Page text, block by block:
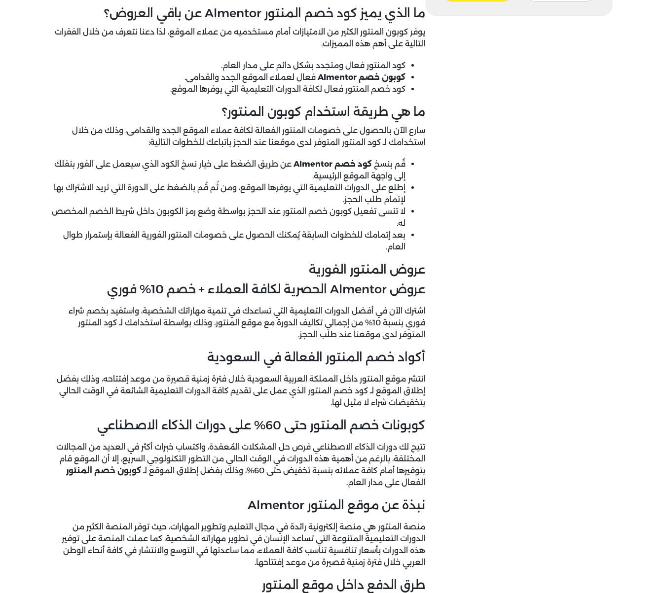
ما الذي يميز كود خصم المنتور Almentor عن باقي العروض؟
يوفر كوبون المنتور الكثير من الامتيازات أمام مستخدميه من عملاء الموقع، لذا دعنا نتعرف من خلال الفقرات
التالية على أهم هذه المميزات.
كود المنتور فعال ومتجدد بشكل دائم على مدار العام.
كوبون خصم Almentor
فعال لعملاء الموقع الجدد والقدامى.
كود خصم المنتور فعال لكافة الدورات التعليمية التي يوفرها الموقع.
ما هي طريقة استخدام كوبون المنتور؟
سارع الآن بالحصول على خصومات المنتور الفعالة لكافة عملاء الموقع الجدد والقدامى، وذلك من خلال
استخدامك لـ كود المنتور المتوفر لدى موقعنا عند الحجز باتباعك للخطوات التالية:
قُم بنسخ كود خصم Almentor
عن طريق الضغط على خيار نسخ الكود الذي سيعمل على الفور بنقلك
إلى واجهة الموقع الرئيسية.
إطلع على الدورات التعليمية التي يوفرها الموقع، ومن ثُم قُم بالضغط على الدورة التي تريد الاشتراك بها
لإتمام طلب الحجز.
لا تنسى تفعيل كوبون خصم المنتور عند الحجز بواسطة وضع رمز الكوبون داخل شريط الخصم المخصص
له.
بعد إتمامك للخطوات السابقة يُمكنك الحصول على خصومات المنتور الفورية الفعالة بإستمرار طوال
العام.
عروض المنتور الفورية
عروض Almentor الحصرية لكافة العملاء + خصم 10% فوري
اشترك الآن في أفضل الدورات التعليمية التي تساعدك في تنمية مهاراتك الشخصية، واستفيد بخصم شراء
فوري بنسبة 10% من إجمالي تكاليف الدورة مع موقع المنتور، وذلك بواسطة استخدامك لـ كود المنتور
المتوفر لدى موقعنا عند طلب الحجز.
أكواد خصم المنتور الفعالة في السعودية
انتشر موقع المنتور داخل المملكة العربية السعودية خلال فترة زمنية قصيرة من موعد إفتتاحه، وذلك بفضل
إطلاق الموقع لـ كود خصم المنتور الذي عمل على تقديم كافة الدورات التعليمية الشائعة في الوقت الحالي
بتخفيضات شراء لا مثيل لها.
كوبونات خصم المنتور حتى 60% على دورات الذكاء الاصطناعي
تتيح لك دورات الذكاء الاصطناعي فرص حل المشكلات المُعقدة، واكتساب خبرات أكثر في العديد من المجالات
المختلفة، بالرغم من أهمية هذه الدورات في الوقت الحالي من التطور التكنولوجي السريع، إلا أن الموقع قام
بتوفيرها أمام كافة عملائه بنسبة تخفيض حتى 60%، وذلك بفضل إطلاق الموقع لـ
كوبون خصم المنتور
الفعال على مدار العام.
نبذة عن موقع المنتور Almentor
منصة المنتور هي منصة إلكترونية رائدة في مجال التعليم وتطوير المهارات، حيث توفر المنصة الكثير من
الدورات التعليمية المتنوعة التي تساعد الإنسان في تطوير مهاراته الشخصية، كما عملت المنصة على توفير
هذه الدورات بأسعار تنافسية تناسب كافة العملاء، مما ساعدتها في التوسع والانتشار في كافة أنحاء الوطن
العربي خلال فترة زمنية قصيرة من موعد إفتتاحها.
طرق الدفع داخل موقع المنتور